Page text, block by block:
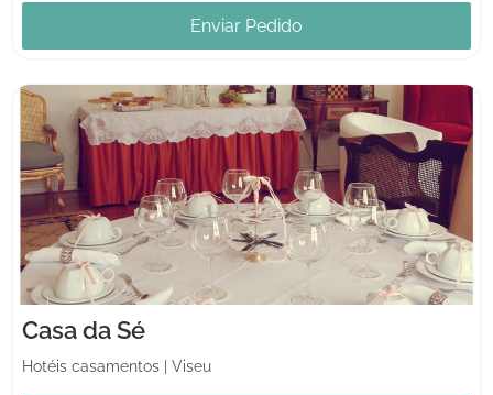
Enviar Pedido
Casa da Sé
Hotéis casamentos Viseu